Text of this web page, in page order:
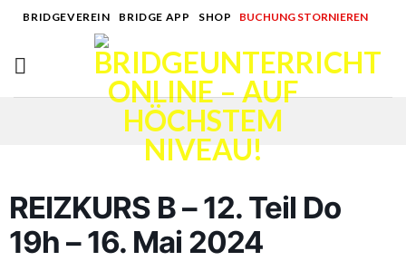
Skip
content
BRIDGEVEREIN BRIDGE APP SHOP BUCHUNG STORNIEREN
REIZKURS B – 12. Teil Do
19h – 16. Mai 2024